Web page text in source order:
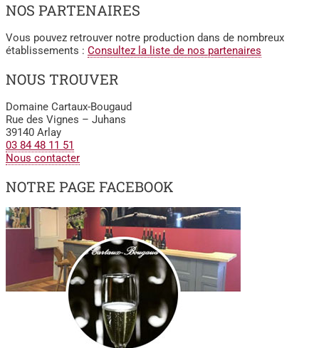
NOS PARTENAIRES
Vous pouvez retrouver notre production dans de nombreux
établissements : Consultez la liste de nos partenaires
NOUS TROUVER
Domaine Cartaux-Bougaud
Rue des Vignes – Juhans
39140 Arlay
03 84 48 11 51
Nous contacter
NOTRE PAGE FACEBOOK